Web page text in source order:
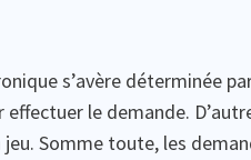
s’avère déterminée
le demande.
Somme toute, les